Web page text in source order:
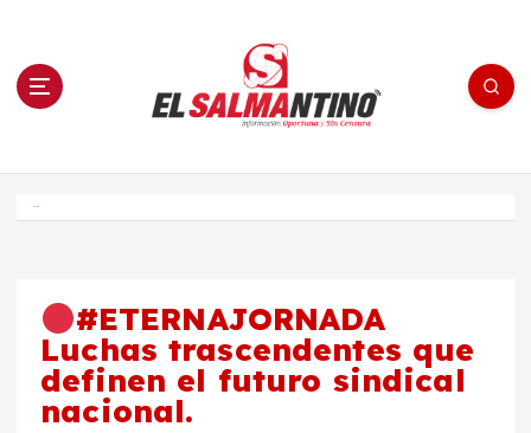
n El Salmantino - medios/noticias/editorial
#ETERNAJORNADA
Luchas trascendentes que
definen el futuro sindical
nacional.